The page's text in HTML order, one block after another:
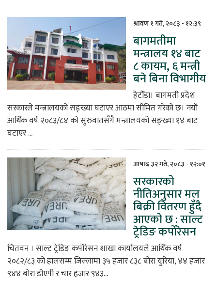
श्रावण १ गते, २०८३ - १२:३९
बागमतीमा
मन्त्रालय १४ बाट
८ कायम, ६ मन्त्री
बने बिना विभागीय
हेटौँडा। बागमती प्रदेश
सरकारले मन्त्रालयको सङ्ख्या घटाएर आठमा सीमित गरेको छ। नयाँ
आर्थिक वर्ष २०८३/८४ को सुरुवातसँगै मन्त्रालयको सङ्ख्या १४ बाट
घटाएर ...
आषाढ़ ३२ गते, २०८३ - १२:०१
सरकारको
नीतिअनुसार मल
बिक्री वितरण हुँदै
आएको छ : साल्ट
ट्रेडिङ कर्पोरेसन
चितवन । साल्ट ट्रेडिङ कर्पोरेसन शाखा कार्यालयले आर्थिक वर्ष
२०८२/८३ को हालसम्म जिल्लामा ३५ हजार ८३८ बोरा युरिया, ४४ हजार
९४४ बोरा डीएपी र चार हजार ९४३...